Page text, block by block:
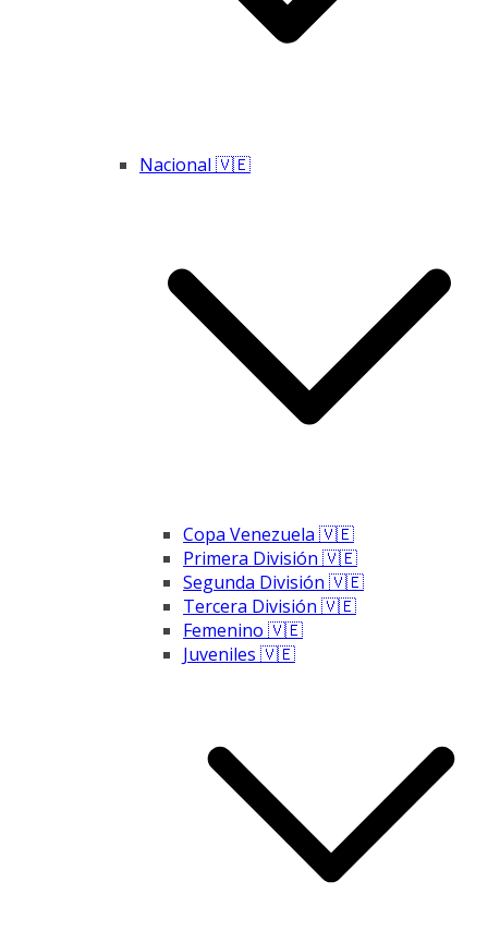
Nacional 🇻🇪
Copa Venezuela 🇻🇪
Primera División 🇻🇪
Segunda División 🇻🇪
Tercera División 🇻🇪
Femenino 🇻🇪
Juveniles 🇻🇪